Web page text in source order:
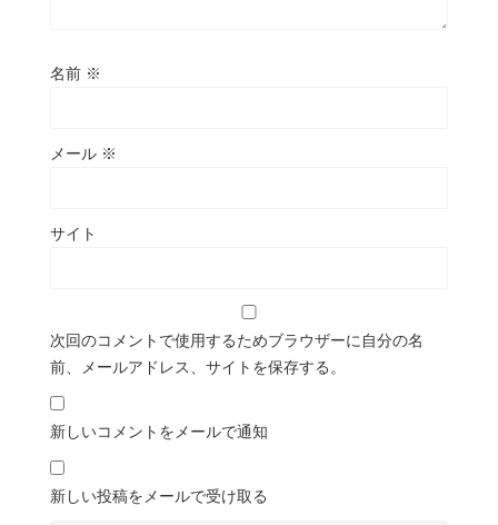
名前 ※
メール ※
サイト
次回のコメントで使用するためブラウザーに自分の名
前、メールアドレス、サイトを保存する。
新しいコメントをメールで通知
新しい投稿をメールで受け取る